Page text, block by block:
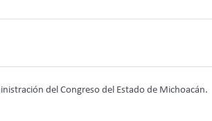
del Congreso del Estado de Michoacán.